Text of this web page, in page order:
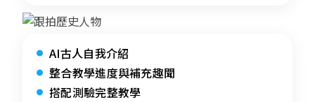
AI古人自我介紹
整合教學進度與補充趣聞
搭配測驗完整教學